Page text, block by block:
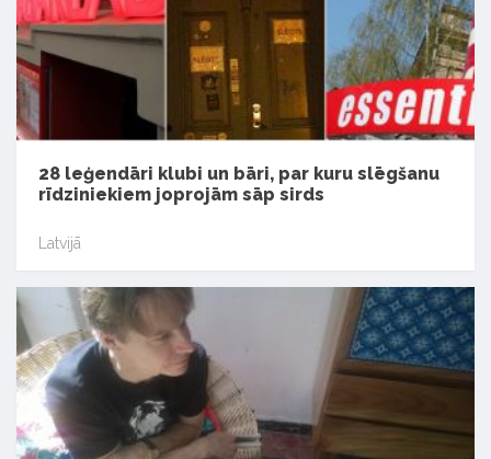
28 leģendāri klubi un bāri, par kuru slēgšanu
rīdziniekiem joprojām sāp sirds
Latvijā